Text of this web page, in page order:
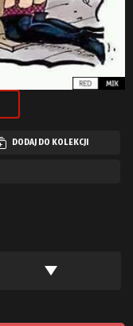
DODAJ DO KOLEKCJI